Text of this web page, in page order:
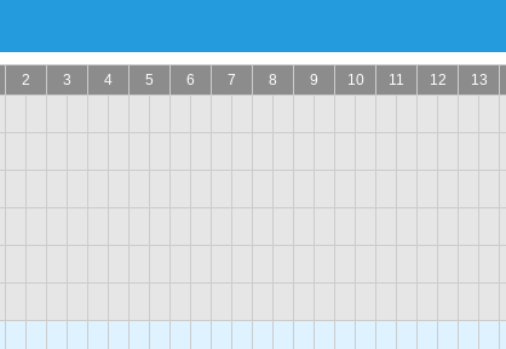
2 3 4 5 6 7 8 9 10 11 12 13